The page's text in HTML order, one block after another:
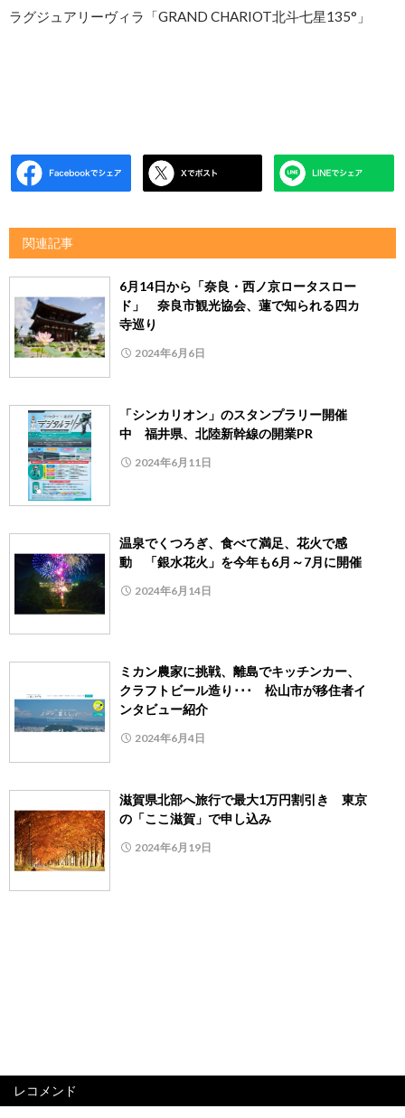
ラグジュアリーヴィラ「GRAND CHARIOT北斗七星135°」
関連記事
6月14日から「奈良・西ノ京ロータスロー
ド」 奈良市観光協会、蓮で知られる四カ
寺巡り
2024年6月6日
「シンカリオン」のスタンプラリー開催
中 福井県、北陸新幹線の開業PR
2024年6月11日
温泉でくつろぎ、食べて満足、花火で感
動 「銀水花火」を今年も6月～7月に開催
2024年6月14日
ミカン農家に挑戦、離島でキッチンカー、
クラフトビール造り･･･ 松山市が移住者イ
ンタビュー紹介
2024年6月4日
滋賀県北部へ旅行で最大1万円割引き 東京
の「ここ滋賀」で申し込み
2024年6月19日
レコメンド